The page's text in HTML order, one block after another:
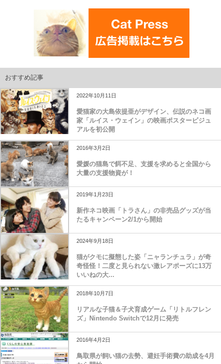
おすすめ記事
2022年10月11日
愛猫家の大島依提亜がデザイン、伝説のネコ画
家「ルイス・ウェイン」の映画ポスタービジュ
アルを初公開
2016年3月2日
愛媛の猫島で餌不足、支援を求めると全国から
大量の支援物資が！
2019年1月23日
新作ネコ映画「トラさん」の非売品グッズが当
たるキャンペーン2/1から開始
2024年9月18日
猫がクモに擬態した姿「ニャランチュラ」が奇
奇怪怪！二度と見られない激レアポーズに13万
いいねの大...
2018年10月7日
リアルな子猫＆子犬育成ゲーム「リトルフレン
ズ」Nintendo Switchで12月に発売
2016年4月2日
鳥取県が飼い猫の去勢、避妊手術費の助成を4月